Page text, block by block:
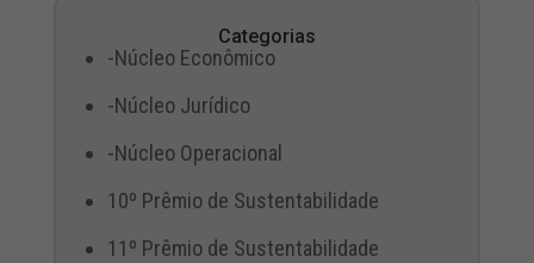
Categorias
-Núcleo Econômico
-Núcleo Jurídico
-Núcleo Operacional
10º Prêmio de Sustentabilidade
11º Prêmio de Sustentabilidade